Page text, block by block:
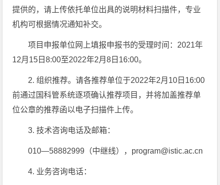
提供的，请上传依托单位出具的说明材料扫描件，专业
机构可根据情况通知补交。
项目申报单位网上填报申报书的受理时间：2021年
12月15日8:00至2022年2月8日16:00。
2. 组织推荐。请各推荐单位于2022年2月10日16:00
前通过国科管系统逐项确认推荐项目，并将加盖推荐单
位公章的推荐函以电子扫描件上传。
3. 技术咨询电话及邮箱：
010—58882999（中继线），program@istic.ac.cn
4. 业务咨询电话：